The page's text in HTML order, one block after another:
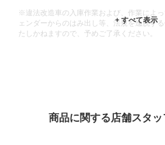
※違法改造車の入庫作業および、作業によ
ェンダーからのはみ出し等、法規を逸脱す
たしかねますので、予めご了承ください。
商品に関する店舗スタッ